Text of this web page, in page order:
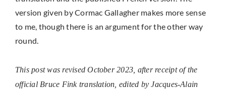
version given by Cormac Gallagher makes more sense
to me, though there is an argument for the other way
round.
This post was revised October 2023, after receipt of the
official Bruce Fink translation, edited by Jacques-Alain